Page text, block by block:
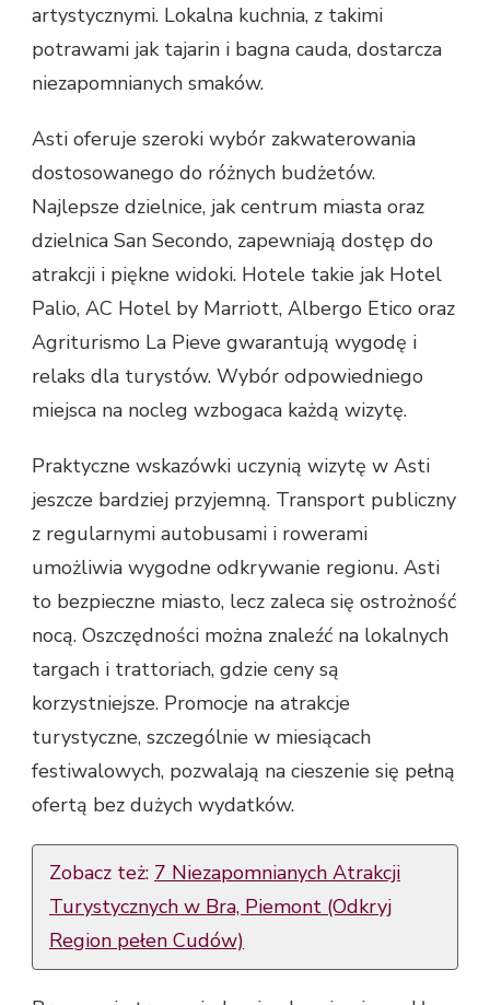
artystycznymi. Lokalna kuchnia, z takimi
potrawami jak tajarin i bagna cauda, dostarcza
niezapomnianych smaków.
Asti oferuje szeroki wybór zakwaterowania
dostosowanego do różnych budżetów.
Najlepsze dzielnice, jak centrum miasta oraz
dzielnica San Secondo, zapewniają dostęp do
atrakcji i piękne widoki. Hotele takie jak Hotel
Palio, AC Hotel by Marriott, Albergo Etico oraz
Agriturismo La Pieve gwarantują wygodę i
relaks dla turystów. Wybór odpowiedniego
miejsca na nocleg wzbogaca każdą wizytę.
Praktyczne wskazówki uczynią wizytę w Asti
jeszcze bardziej przyjemną. Transport publiczny
z regularnymi autobusami i rowerami
umożliwia wygodne odkrywanie regionu. Asti
to bezpieczne miasto, lecz zaleca się ostrożność
nocą. Oszczędności można znaleźć na lokalnych
targach i trattoriach, gdzie ceny są
korzystniejsze. Promocje na atrakcje
turystyczne, szczególnie w miesiącach
festiwalowych, pozwalają na cieszenie się pełną
ofertą bez dużych wydatków.
Zobacz też: 7 Niezapomnianych Atrakcji
Turystycznych w Bra, Piemont (Odkryj
Region pełen Cudów)